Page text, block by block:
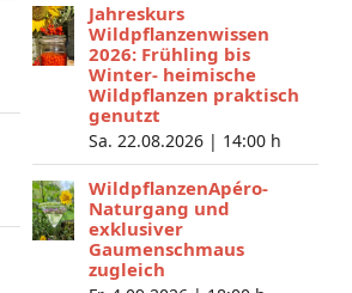
Jahreskurs
Wildpflanzenwissen
2026: Frühling bis
Winter- heimische
Wildpflanzen praktisch
genutzt
Sa. 22.08.2026 | 14:00 h
WildpflanzenApéro-
Naturgang und
exklusiver
Gaumenschmaus
zugleich